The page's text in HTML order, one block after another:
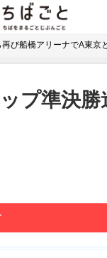
び船橋アリーナでA東京
プ準決